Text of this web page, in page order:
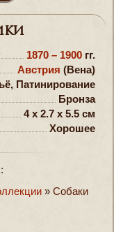
1870 – 1900 гг.
Австрия (Вена)
Патинирование
Бронза
4 x 2.7 x 5.5 см
Хорошее
» Собаки